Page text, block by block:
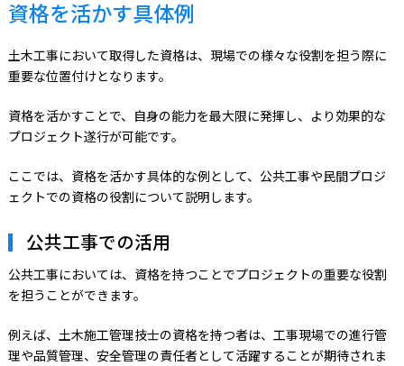
資格を活かす具体例
土木工事において取得した資格は、現場での様々な役割を担う際に
重要な位置付けとなります。
資格を活かすことで、自身の能力を最大限に発揮し、より効果的な
プロジェクト遂行が可能です。
ここでは、資格を活かす具体的な例として、公共工事や民間プロジ
ェクトでの資格の役割について説明します。
公共工事での活用
公共工事においては、資格を持つことでプロジェクトの重要な役割
を担うことができます。
例えば、土木施工管理技士の資格を持つ者は、工事現場での進行管
理や品質管理、安全管理の責任者として活躍することが期待されま